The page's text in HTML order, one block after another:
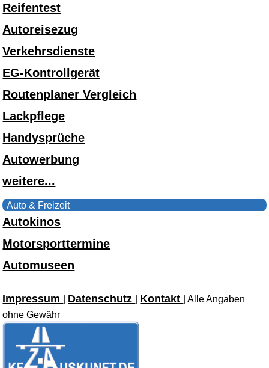
Reifentest
Autoreisezug
Verkehrsdienste
EG-Kontrollgerät
Routenplaner Vergleich
Lackpflege
Handysprüche
Autowerbung
weitere...
Auto & Freizeit
Autokinos
Motorsporttermine
Automuseen
Impressum Datenschutz Kontakt
| Alle Angaben
ohne Gewähr